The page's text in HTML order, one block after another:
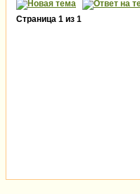
Страница 1 из 1